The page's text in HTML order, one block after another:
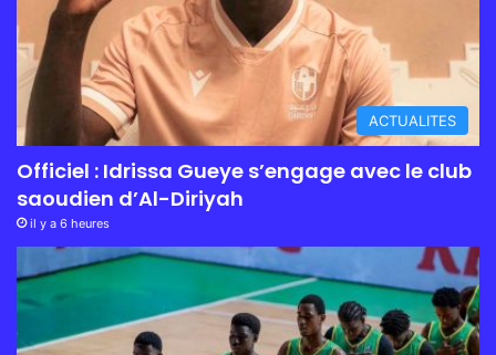
ACTUALITES
Officiel : Idrissa Gueye s’engage avec le club
saoudien d’Al-Diriyah
il y a 6 heures